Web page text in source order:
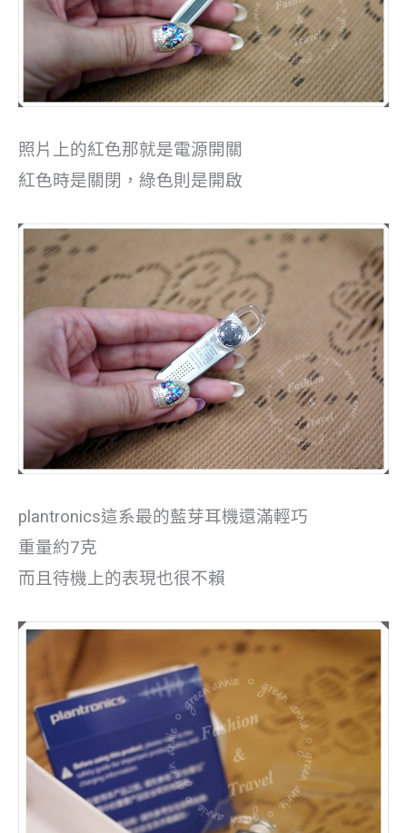
照片上的紅色那就是電源開關
紅色時是關閉，綠色則是開啟
plantronics這系最的藍芽耳機還滿輕巧
重量約7克
而且待機上的表現也很不賴